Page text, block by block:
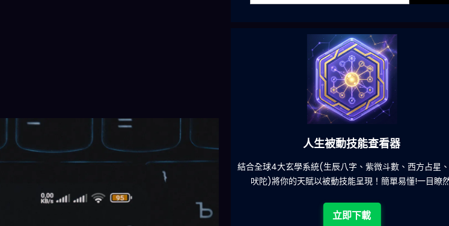
今晚吃什麽
一鍵配搭出三餸一湯的完美晚餐組合,以後免除晚餐吃什麽的煩
人生被動技能查看器
結合全球4大玄學系統(生辰八字、紫微斗數、西方占星
吠陀)將你的天賦以被動技能呈現！簡單易懂!一目瞭
立即下載